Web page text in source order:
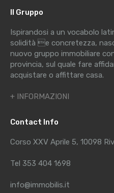
Il Gruppo
Ispirandosi a un vocabolo
solidità e concretezza,
nuovo gruppo immobiliare
provincia, sul quale fare
acquistare o affittare casa.
+ INFORMAZIONI
Contact Info
Corso XXV Aprile 5, 10098
Tel 353 404 1698
info@immobilis.it